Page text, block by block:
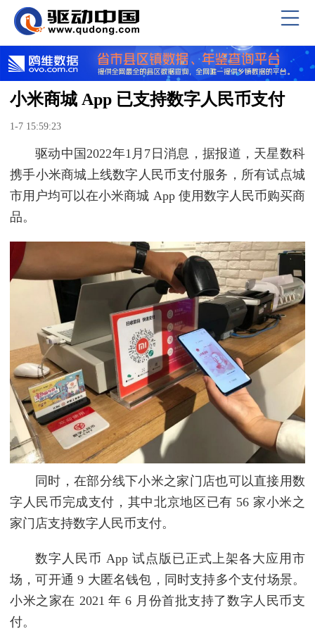
小米商城 App 已支持数字人民币支付
1-7 15:59:23
驱动中国2022年1月7日消息，据报道，天星数科
携手小米商城上线数字人民币支付服务，所有试点城
市用户均可以在小米商城 App 使用数字人民币购买商
品。
同时，在部分线下小米之家门店也可以直接用数
字人民币完成支付，其中北京地区已有 56 家小米之
家门店支持数字人民币支付。
数字人民币 App 试点版已正式上架各大应用市
场，可开通 9 大匿名钱包，同时支持多个支付场景。
小米之家在 2021 年 6 月份首批支持了数字人民币支
付。